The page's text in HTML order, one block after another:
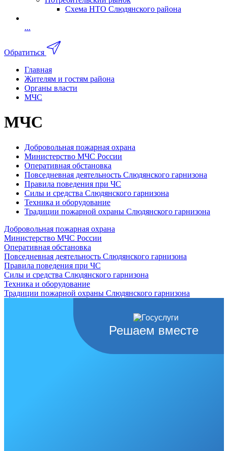
Схема НТО Слюдянского района
...
Обратиться
Главная
Жителям и гостям района
Органы власти
МЧС
МЧС
Добровольная пожарная охрана
Министерство МЧС России
Оперативная обстановка
Повседневная деятельность Слюдянского гарнизона
Правила поведения при ЧС
Силы и средства Слюдянского гарнизона
Техника и оборудование
Традиции пожарной охраны Слюдянского гарнизона
Добровольная пожарная охрана
Министерство МЧС России
Оперативная обстановка
Повседневная деятельность Слюдянского гарнизона
Правила поведения при ЧС
Силы и средства Слюдянского гарнизона
Техника и оборудование
Традиции пожарной охраны Слюдянского гарнизона
Решаем вместе